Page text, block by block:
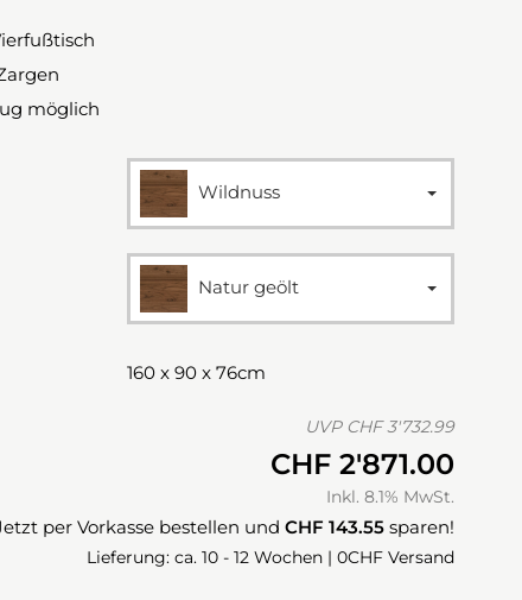
möglich
Wildnuss
Natur geölt
160 x 90 x 76cm
UVP CHF 3'732.99
CHF 2'871.00
Inkl. 8.1% MwSt.
per Vorkasse bestellen und CHF 143.55 sparen!
Lieferung: ca. 10 - 12 Wochen | 0CHF Versand